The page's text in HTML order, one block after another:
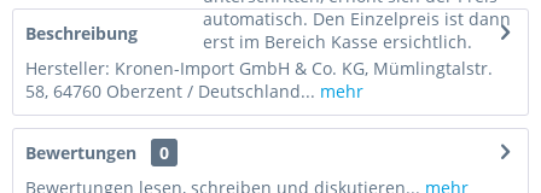
automatisch. Den Einzelpreis ist dann
erst im Bereich Kasse ersichtlich.
Beschreibung
Hersteller: Kronen-Import GmbH & Co. KG, Mümlingtalstr.
58, 64760 Oberzent / Deutschland... mehr
Bewertungen
0
Bewertungen lesen, schreiben und diskutieren... mehr